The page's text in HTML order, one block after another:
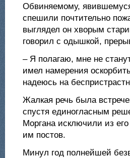
Обвиняемому,
спешили почтительно
выглядел он хворым
говорил с одышкой,
– Я полагаю, мне не
имел намерения
надеюсь на
Жалкая речь была
спустя единогласным
Моргана исключили из
им постов.
Минул год полнейшей